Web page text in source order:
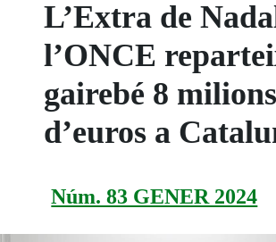
L’Extra de
l’ONCE
gairebé 8 milions
d’euros a
Núm. 83 GENER 2024